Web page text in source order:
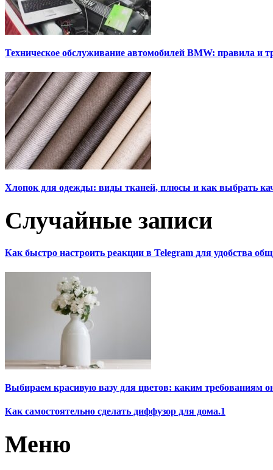
Техническое обслуживание автомобилей BMW: правила и
Хлопок для одежды: виды тканей, плюсы и как выбрать
Случайные записи
Как быстро настроить реакции в Telegram для удобства
Выбираем красивую вазу для цветов: каким требованиям
Как самостоятельно сделать диффузор для дома.1
Меню